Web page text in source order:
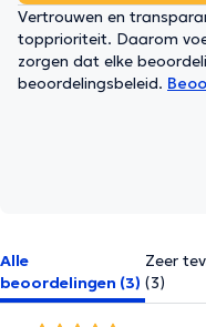
Vertrouwen en
topprioriteit. Daarom
zorgen dat elke
beoordelingsbeleid.
Alle
beoordelingen (3)
Zeer
(3)